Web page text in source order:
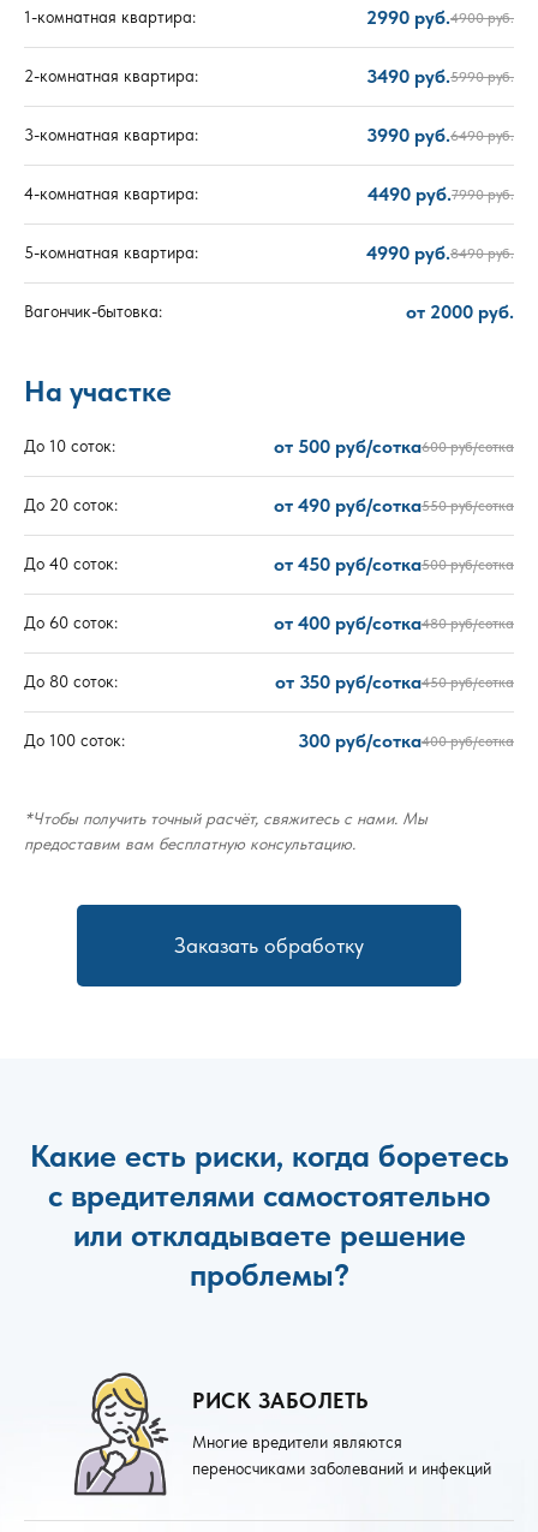
1-комнатная квартира: 2990 руб.4900 руб.
2-комнатная квартира: 3490 руб.5990 руб.
3-комнатная квартира: 3990 руб.6490 руб.
4-комнатная квартира: 4490 руб.7990 руб.
5-комнатная квартира: 4990 руб.8490 руб.
Вагончик-бытовка: от 2000 руб.
На участке
До 10 соток: от 500 руб/сотка600 руб/сотка
До 20 соток: от 490 руб/сотка550 руб/сотка
До 40 соток: от 450 руб/сотка500 руб/сотка
До 60 соток: от 400 руб/сотка480 руб/сотка
До 80 соток: от 350 руб/сотка450 руб/сотка
До 100 соток: 300 руб/сотка400 руб/сотка
*Чтобы получить точный расчёт, свяжитесь с нами. Мы
предоставим вам бесплатную консультацию.
Заказать обработку
Какие есть риски, когда боретесь
с вредителями самостоятельно
или откладываете решение
проблемы?
РИСК ЗАБОЛЕТЬ
Многие вредители являются
переносчиками заболеваний и инфекций